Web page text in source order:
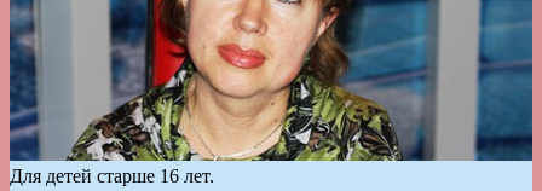
Для детей старше 16 лет.